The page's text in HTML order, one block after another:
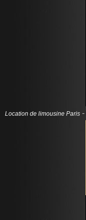
Location de limousine Paris -